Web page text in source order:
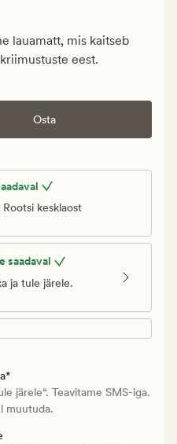
lauamatt, mis kaitseb
eest.
Osta
kesklaost
saadaval
ja tule järele.
järele“. Teavitame SMS-iga.
muutuda.